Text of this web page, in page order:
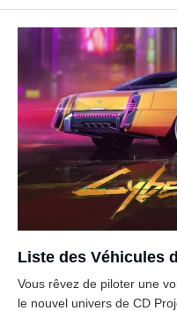
Liste des Véhicules
Vous rêvez de piloter une
le nouvel univers de CD